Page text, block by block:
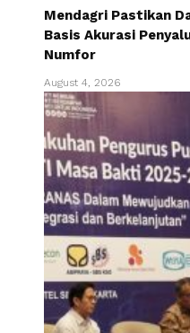
Mendagri Pastikan
Basis Akurasi
Numfor
August 4, 2026